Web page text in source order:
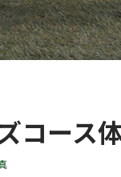
コース